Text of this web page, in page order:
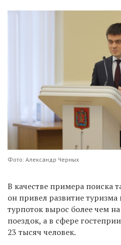
Фото: Александр Черных
В качестве примера поиска
он привел развитие
турпоток вырос более чем
поездок, а в сфере
23 тысяч человек.